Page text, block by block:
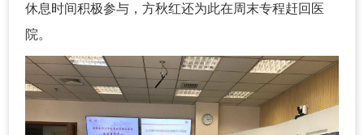
休息时间积极参与，方秋红还为此在周末专程赶回医
院。